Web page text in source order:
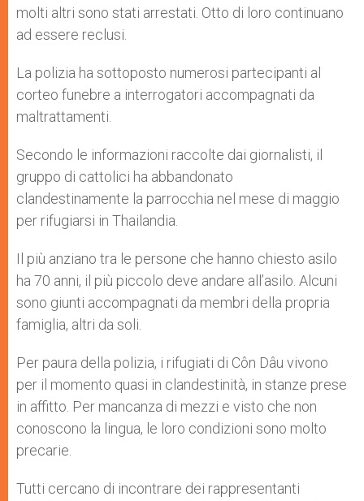
molti altri sono stati arrestati. Otto di loro continuano
ad essere reclusi.
La polizia ha sottoposto numerosi partecipanti al
corteo funebre a interrogatori accompagnati da
maltrattamenti.
Secondo le informazioni raccolte dai giornalisti, il
gruppo di cattolici ha abbandonato
clandestinamente la parrocchia nel mese di maggio
per rifugiarsi in Thailandia.
Il più anziano tra le persone che hanno chiesto asilo
ha 70 anni, il più piccolo deve andare all’asilo. Alcuni
sono giunti accompagnati da membri della propria
famiglia, altri da soli.
Per paura della polizia, i rifugiati di Côn Dâu vivono
per il momento quasi in clandestinità, in stanze prese
in affitto. Per mancanza di mezzi e visto che non
conoscono la lingua, le loro condizioni sono molto
precarie.
Tutti cercano di incontrare dei rappresentanti